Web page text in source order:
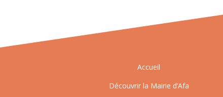
Accueil
Découvrir la Mairie d’Afa